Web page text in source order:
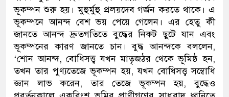
ভূকম্পন শুরু হয়। মুহুর্মুহু প্রলয়দেব গর্জন করতে থাকে। এ
ভূকম্পনে আনন্দ বেশ ভয় পেয়ে গেলেন। এর হেতু কী
জানতে আনন্দ দ্রুতগতিতে বুদ্ধের নিকট ছুটে যান এবং
ভূকম্পনের কারণ জানতে চান। বুদ্ধ আনন্দকে বললেন,
‘শোন আনন্দ, বোধিসত্ত্ব যখন মাতৃজঠর থেকে ভূমিষ্ঠ হন,
তখন তার পুণ্যতেজে ভূকম্পন হয়, যখন বোধিসত্ত্ব সম্বোধি
জ্ঞান লাভ করেন, তার তেজে ভূকম্পন হয়, বুদ্ধেও